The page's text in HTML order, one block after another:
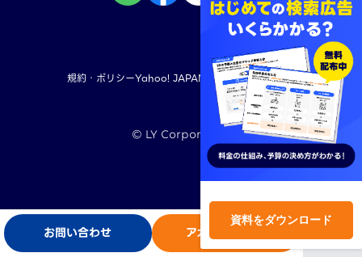
TOP
規約・ポリシーYahoo! JAPAN LINEヤフー株式会社
©︎ LY Corporation
お問い合わせ アカウント開設
ログイン
資料をダウンロード